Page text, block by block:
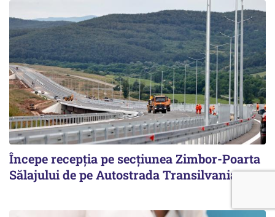
Începe recepţia pe secţiunea Zimbor-Poarta
Sălajului de pe Autostrada Transilvania